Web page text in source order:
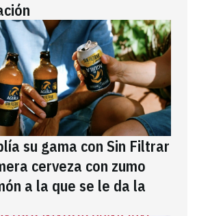
su gama con Sin Filtrar
cerveza con zumo
a la que se le da la